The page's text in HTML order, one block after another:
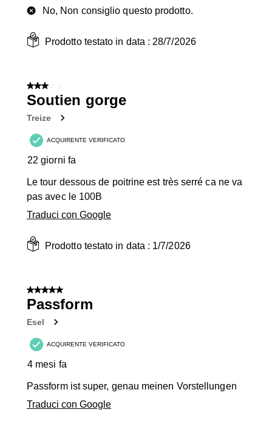
No, Non consiglio questo prodotto.
Prodotto testato in data :28/7/2026
3 su 5 stelle.
Soutien gorge
Treize
ACQUIRENTE VERIFICATO
22 giorni fa
Le tour dessous de poitrine est très serré ca ne va
pas avec le 100B
Traduci con Google
Prodotto testato in data : 1/7/2026
5 su 5 stelle.
Passform
Esel
ACQUIRENTE VERIFICATO
4 mesi fa
Passform ist super, genau meinen Vorstellungen
Traduci con Google